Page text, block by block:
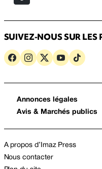
SUIVEZ-NOUS SUR LES
Annonces légales
Avis & Marchés publics
A propos d’Imaz Press
Nous contacter